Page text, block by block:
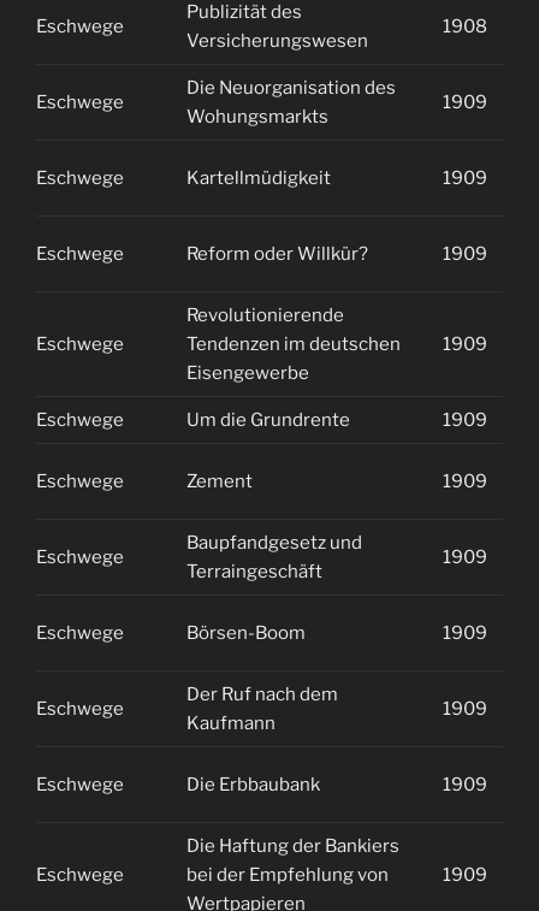
Eschwege
Publizität des
Versicherungswesen
1908
Eschwege
Die Neuorganisation des
Wohungsmarkts
1909
Eschwege Kartellmüdigkeit 1909
Eschwege Reform oder Willkür? 1909
Eschwege
Revolutionierende
Tendenzen im deutschen
Eisengewerbe
1909
Eschwege Um die Grundrente 1909
Eschwege Zement 1909
Eschwege
Baupfandgesetz und
Terraingeschäft
1909
Eschwege Börsen-Boom 1909
Eschwege
Der Ruf nach dem
Kaufmann
1909
Eschwege Die Erbbaubank 1909
Eschwege
Die Haftung der Bankiers
bei der Empfehlung von
Wertpapieren
1909